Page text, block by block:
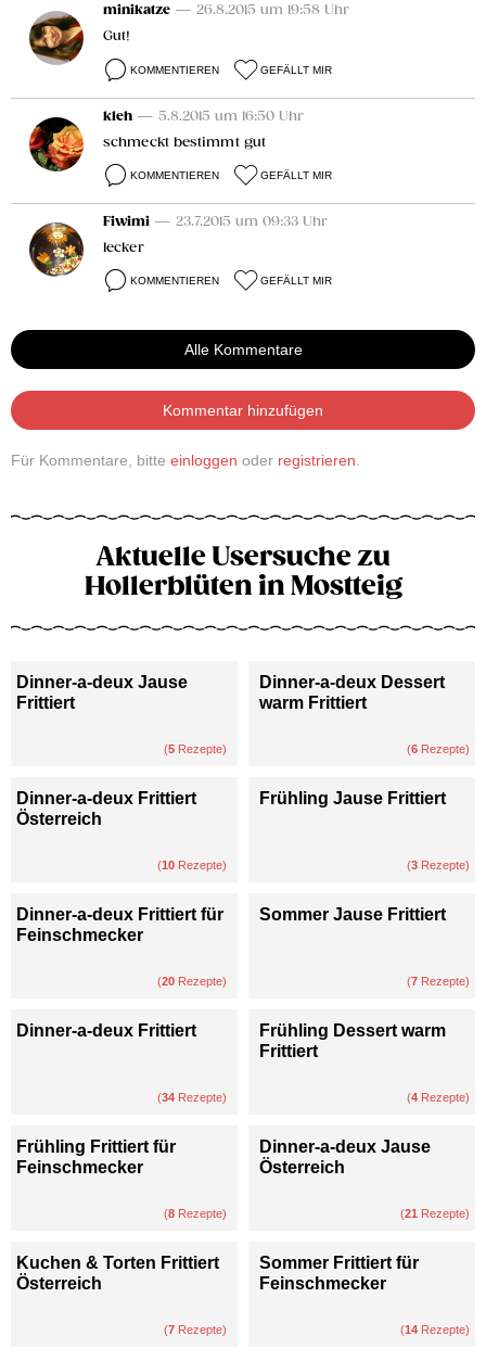
minikatze — 26.8.2015 um 19:58 Uhr
Gut!
KOMMENTIEREN GEFÄLLT MIR
kleh — 5.8.2015 um 16:50 Uhr
schmeckt bestimmt gut
KOMMENTIEREN GEFÄLLT MIR
Fiwimi — 23.7.2015 um 09:33 Uhr
lecker
KOMMENTIEREN GEFÄLLT MIR
Alle Kommentare
Kommentar hinzufügen
Für Kommentare, bitte einloggen oder registrieren
Aktuelle Usersuche zu
Hollerblüten in Mostteig
Dinner-a-deux Jause
Frittiert
(5 Rezepte)
Dinner-a-deux Dessert
warm Frittiert
(6 Rezepte)
Dinner-a-deux Frittiert
Österreich
(10 Rezepte)
Frühling Jause Frittiert
(3 Rezepte)
Dinner-a-deux Frittiert für
Feinschmecker
(20 Rezepte)
Sommer Jause Frittiert
(7 Rezepte)
Dinner-a-deux Frittiert
(34 Rezepte)
Frühling Dessert warm
Frittiert
(4 Rezepte)
Frühling Frittiert für
Feinschmecker
(8 Rezepte)
Dinner-a-deux Jause
Österreich
(21 Rezepte)
Kuchen & Torten Frittiert
Österreich
(7 Rezepte)
Sommer Frittiert für
Feinschmecker
(14 Rezepte)